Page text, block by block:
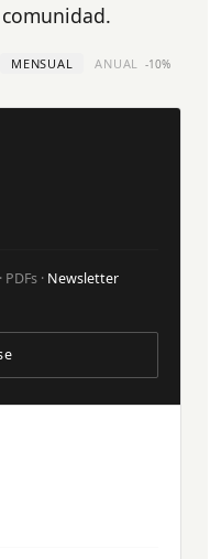
MENSUAL ANUAL -10%
· Newsletter